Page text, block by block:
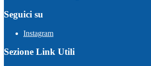
Seguici su
Instagram
Sezione Link Utili